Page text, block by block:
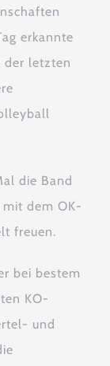
erkannte
der letzten
die Band
dem OK-
freuen.
bei bestem
KO-
und